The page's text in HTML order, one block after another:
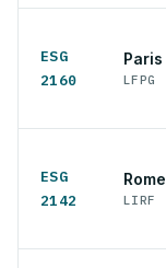
ESG
2160
Paris
LFPG
ESG
2142
Rome
LIRF